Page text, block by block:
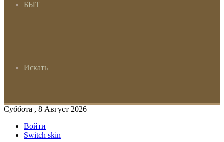
БЫТ
Искать
Суббота , 8 Август 2026
Войти
Switch skin